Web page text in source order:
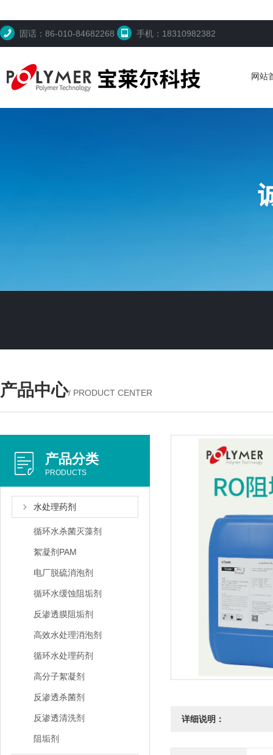
固话：86-010-84682268 手机：18310982382
网站
产品中心/ PRODUCT CENTER
产品分类
PRODUCTS
水处理药剂
循环水杀菌灭藻剂
絮凝剂PAM
电厂脱硫消泡剂
循环水缓蚀阻垢剂
反渗透膜阻垢剂
高效水处理消泡剂
循环水处理药剂
高分子絮凝剂
反渗透杀菌剂
反渗透清洗剂
阻垢剂
详细说明：